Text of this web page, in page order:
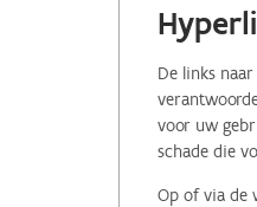
De links
voor uw
schade die
Op of via de